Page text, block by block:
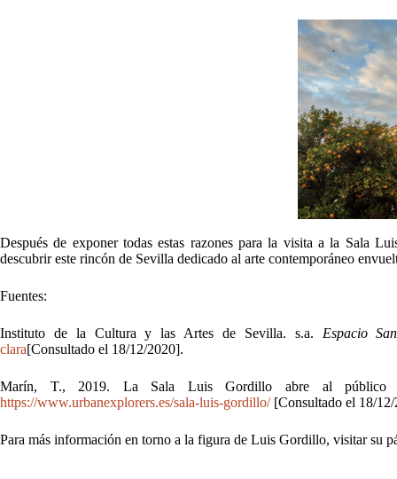
Después de exponer todas estas razones para la visita a la Sala
descubrir este rincón de Sevilla dedicado al arte contemporáneo
Fuentes:
Instituto de la Cultura y las Artes de Sevilla. s.a. Espacio
clara[Consultado el 18/12/2020].
Marín, T., 2019. La Sala Luis Gordillo abre al público
https://www.urbanexplorers.es/sala-luis-gordillo/[Consultado el 18/
Para más información en torno a la figura de Luis Gordillo, visitar su